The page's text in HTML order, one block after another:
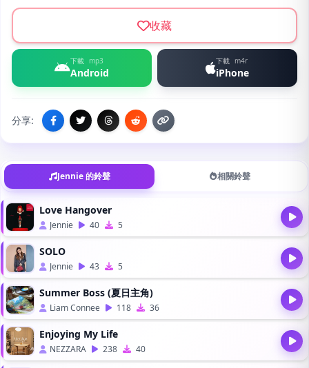
收藏
下載 mp3
Android
下載 m4r
iPhone
分享:
Jennie 的鈴聲 相關鈴聲
Love Hangover
Jennie 40 5
SOLO
Jennie 43 5
Summer Boss (夏日主角)
Liam Connee 118 36
Enjoying My Life
NEZZARA 238 40